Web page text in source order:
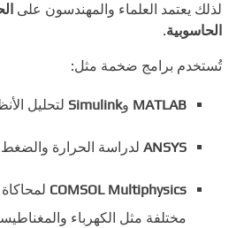
لذلك يعتمد العلماء والمهندسون على
الحاسوبية.
تُستخدم برامج ضخمة مثل:
MATLAB وSimulink لتحليل
ANSYS لدراسة الحرارة
COMSOL Multiphysics
مختلفة مثل الكهرباء